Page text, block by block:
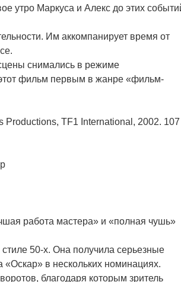
утро Маркуса и Алекс до этих
Им аккомпанирует время от
снимались в режиме
этот фильм первым в жанре «фильм-
TF1 International, 2002. 107
работа мастера» и «полная чушь»
50-х. Она получила серьезные
в нескольких номинациях.
благодаря которым зритель